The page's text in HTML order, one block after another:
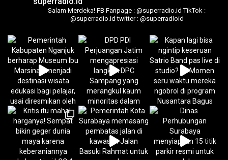
Salam Merdeka! FB Fanpage : @superradio.id TikTok :
@superradio.id twitter : @superradioid